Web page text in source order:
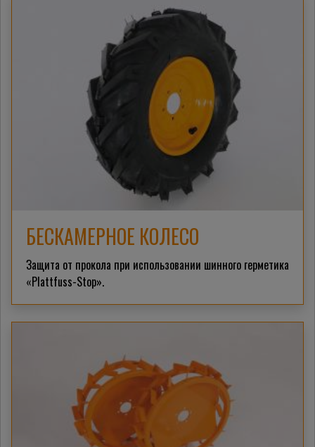
БЕСКАМЕРНОЕ КОЛЕСО
Защита от прокола при использовании шинного герметика
«Plattfuss-Stop».